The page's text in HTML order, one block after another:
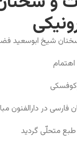
شیخ ابوسعید
فارسی در دارالفنون
متحلّی گردید